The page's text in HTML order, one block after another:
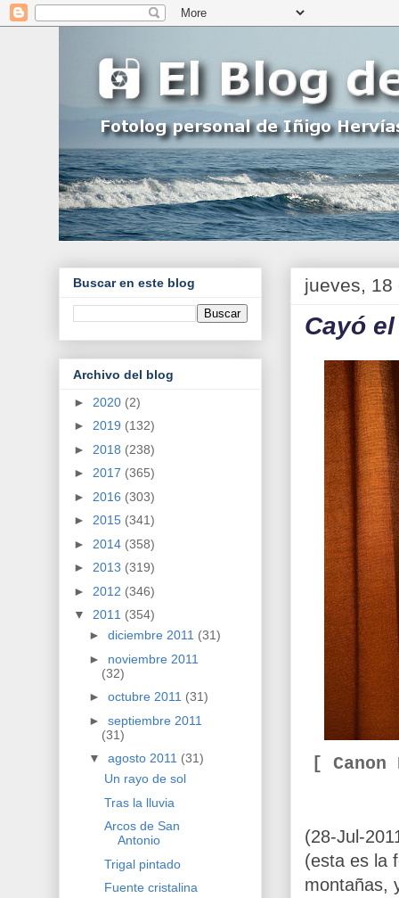
jueves, 18
Cayó
[
(28-Jul-
(esta es la
montañas,
Buscar en este blog
Archivo del blog
► 2020 (2)
► 2019 (132)
► 2018 (238)
► 2017 (365)
► 2016 (303)
► 2015 (341)
► 2014 (358)
► 2013 (319)
► 2012 (346)
▼ 2011 (354)
► diciembre 2011 (31)
► noviembre 2011
(32)
► octubre 2011 (31)
► septiembre 2011
(31)
▼ agosto 2011 (31)
Un rayo de sol
Tras la lluvia
Arcos de San
Antonio
Trigal pintado
Fuente cristalina